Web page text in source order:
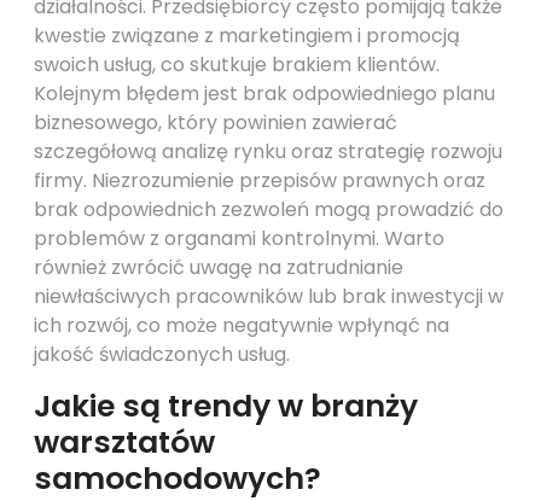
działalności. Przedsiębiorcy często pomijają także
kwestie związane z marketingiem i promocją
swoich usług, co skutkuje brakiem klientów.
Kolejnym błędem jest brak odpowiedniego planu
biznesowego, który powinien zawierać
szczegółową analizę rynku oraz strategię rozwoju
firmy. Niezrozumienie przepisów prawnych oraz
brak odpowiednich zezwoleń mogą prowadzić do
problemów z organami kontrolnymi. Warto
również zwrócić uwagę na zatrudnianie
niewłaściwych pracowników lub brak inwestycji w
ich rozwój, co może negatywnie wpłynąć na
jakość świadczonych usług.
Jakie są trendy w branży
warsztatów
samochodowych?